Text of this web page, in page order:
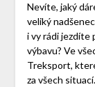
Nevíte, jaký
veliký
i vy rádi jezdíte
výbavu? Ve
Treksport,
za všech situací.